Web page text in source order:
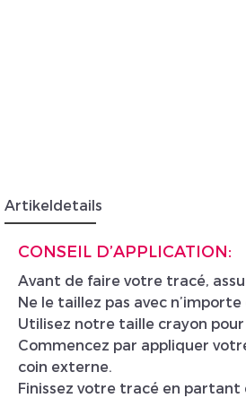
Artikeldetails
CONSEIL D’APPLICATION:
Avant de faire votre tracé,
Ne le taillez pas avec
Utilisez notre taille crayon
Commencez par appliquer
coin externe.
Finissez votre tracé en partant